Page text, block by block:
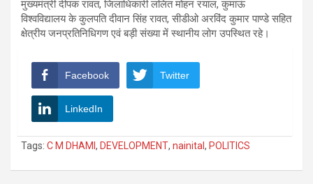
मुख्यमंत्री दीपक रावत, जिलाधिकारी ललित मोहन रयाल, कुमाऊं
विश्वविद्यालय के कुलपति दीवान सिंह रावत, सीडीओ अरविंद कुमार पाण्डे सहित
क्षेत्रीय जनप्रतिनिधिगण एवं बड़ी संख्या में स्थानीय लोग उपस्थित रहे।
Facebook Twitter
LinkedIn
Tags: C M DHAMI , DEVELOPMENT, nainital , POLITICS